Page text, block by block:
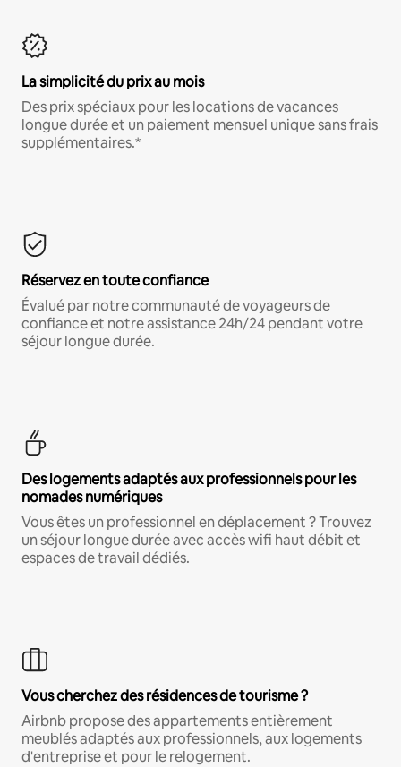
La simplicité du prix au mois
Des prix spéciaux pour les locations de vacances
longue durée et un paiement mensuel unique sans frais
supplémentaires.*
Réservez en toute confiance
Évalué par notre communauté de voyageurs de
confiance et notre assistance 24h/24 pendant votre
séjour longue durée.
Des logements adaptés aux professionnels pour les
nomades numériques
Vous êtes un professionnel en déplacement ? Trouvez
un séjour longue durée avec accès wifi haut débit et
espaces de travail dédiés.
Vous cherchez des résidences de tourisme ?
Airbnb propose des appartements entièrement
meublés adaptés aux professionnels, aux logements
d'entreprise et pour le relogement.